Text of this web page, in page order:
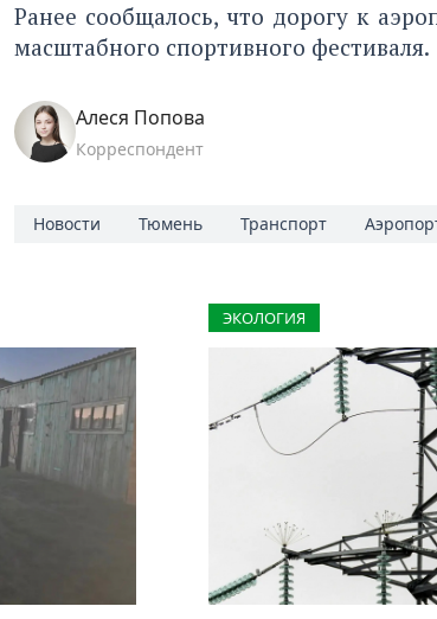
Ранее сообщалось, что дорогу к
масштабного спортивного фестиваля.
Алеся Попова
Корреспондент
Новости Тюмень Транспорт
ЭКОЛОГИЯ